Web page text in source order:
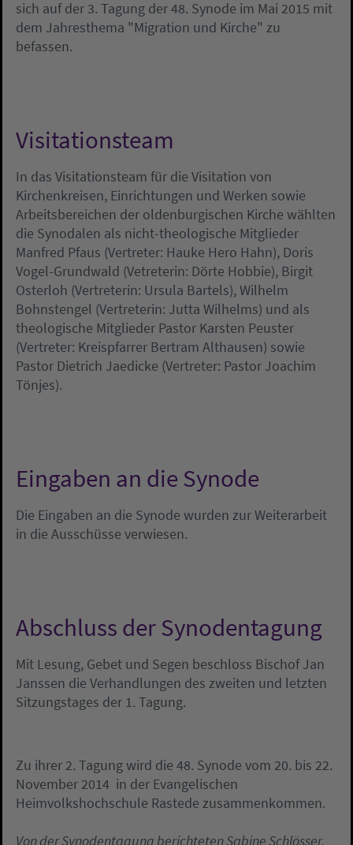
sich auf der 3. Tagung der 48. Synode im Mai 2015 mit
dem Jahresthema "Migration und Kirche" zu
befassen.
Visitationsteam
In das Visitationsteam für die Visitation von
Kirchenkreisen, Einrichtungen und Werken sowie
Arbeitsbereichen der oldenburgischen Kirche wählten
die Synodalen als nicht-theologische Mitglieder
Manfred Pfaus (Vertreter: Hauke Hero Hahn), Doris
Vogel-Grundwald (Vetreterin: Dörte Hobbie), Birgit
Osterloh (Vertreterin: Ursula Bartels), Wilhelm
Bohnstengel (Vertreterin: Jutta Wilhelms) und als
theologische Mitglieder Pastor Karsten Peuster
(Vertreter: Kreispfarrer Bertram Althausen) sowie
Pastor Dietrich Jaedicke (Vertreter: Pastor Joachim
Tönjes).
Eingaben an die Synode
Die Eingaben an die Synode wurden zur Weiterarbeit
in die Ausschüsse verwiesen.
Abschluss der Synodentagung
Mit Lesung, Gebet und Segen beschloss Bischof Jan
Janssen die Verhandlungen des zweiten und letzten
Sitzungstages der 1. Tagung.
Zu ihrer 2. Tagung wird die 48. Synode vom 20. bis 22.
November 2014 in der Evangelischen
Heimvolkshochschule Rastede zusammenkommen.
Von der Synodentagung berichteten Sabine Schlösser,